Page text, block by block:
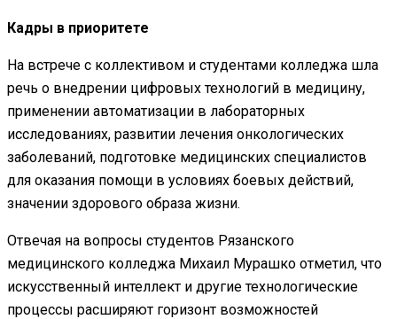
Кадры в приоритете
На встрече с коллективом и студентами колледжа шла
речь о внедрении цифровых технологий в медицину,
применении автоматизации в лабораторных
исследованиях, развитии лечения онкологических
заболеваний, подготовке медицинских специалистов
для оказания помощи в условиях боевых действий,
значении здорового образа жизни.
Отвечая на вопросы студентов Рязанского
медицинского колледжа Михаил Мурашко отметил, что
искусственный интеллект и другие технологические
процессы расширяют горизонт возможностей